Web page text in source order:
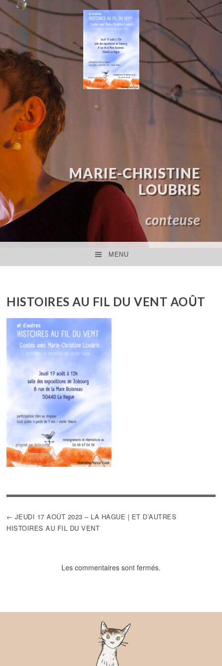
MARIE-CHRISTINE
LOUBRIS
conteuse
MENU
HISTOIRES AU FIL DU VENT AOÛT
NAVIGATION
DE
JEUDI 17 AOÛT 2023 – LA HAGUE | ET D’AUTRES
HISTOIRES AU FIL DU VENT
Les commentaires sont fermés.